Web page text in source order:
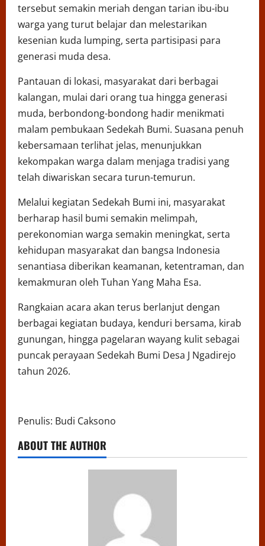
tersebut semakin meriah dengan tarian ibu-ibu
warga yang turut belajar dan melestarikan
kesenian kuda lumping, serta partisipasi para
generasi muda desa.
Pantauan di lokasi, masyarakat dari berbagai
kalangan, mulai dari orang tua hingga generasi
muda, berbondong-bondong hadir menikmati
malam pembukaan Sedekah Bumi. Suasana penuh
kebersamaan terlihat jelas, menunjukkan
kekompakan warga dalam menjaga tradisi yang
telah diwariskan secara turun-temurun.
Melalui kegiatan Sedekah Bumi ini, masyarakat
berharap hasil bumi semakin melimpah,
perekonomian warga semakin meningkat, serta
kehidupan masyarakat dan bangsa Indonesia
senantiasa diberikan keamanan, ketentraman, dan
kemakmuran oleh Tuhan Yang Maha Esa.
Rangkaian acara akan terus berlanjut dengan
berbagai kegiatan budaya, kenduri bersama, kirab
gunungan, hingga pagelaran wayang kulit sebagai
puncak perayaan Sedekah Bumi Desa J Ngadirejo
tahun 2026.
Penulis: Budi Caksono
ABOUT THE AUTHOR